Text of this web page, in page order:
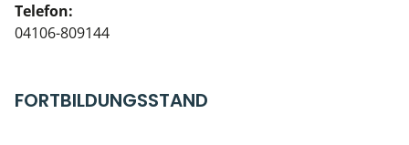
Telefon:
04106-809144
FORTBILDUNGSSTAND
Live Online-Kurse